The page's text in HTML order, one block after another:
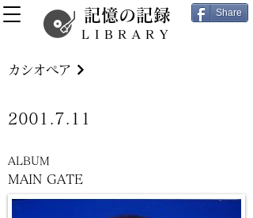
記憶の記録
LIBRARY
Share
MAIN GATE
カシオペア
2001.7.11
ALBUM